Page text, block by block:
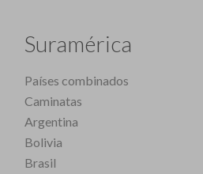
Suramérica
Países combinados
Caminatas
Argentina
Bolivia
Brasil